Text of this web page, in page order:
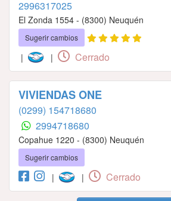
2996317025
El Zonda 1554 - (8300) Neuquén
Sugerir cambios
| | Cerrado
VIVIENDAS ONE
(0299) 154718680
2994718680
Copahue 1220 - (8300) Neuquén
Sugerir cambios
| | Cerrado